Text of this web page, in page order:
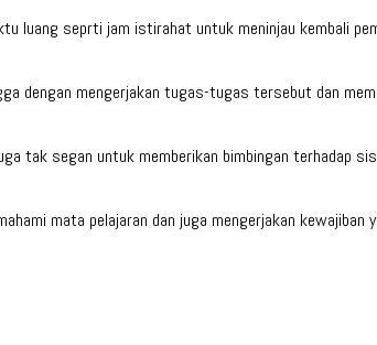
luang seprti jam istirahat untuk meninjau kembali
dengan mengerjakan tugas-tugas tersebut dan
tak segan untuk memberikan bimbingan terhadap
mata pelajaran dan juga mengerjakan kewajiban